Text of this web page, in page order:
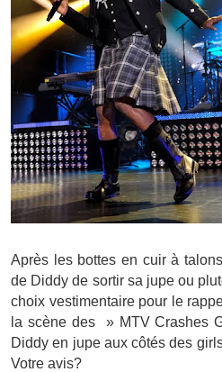
Après les bottes en cuir à
de Diddy de sortir sa jupe ou
choix vestimentaire pour le
la scène des » MTV Crashes
Diddy en jupe aux côtés des
Votre avis?